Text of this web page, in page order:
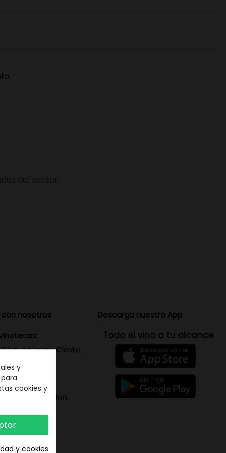
nosotros
Viera y Clavijo,
Santa Cruz: Adán
Descarga nuestra App
Todo el vino a tu alcance
y
cookies y
y cookies